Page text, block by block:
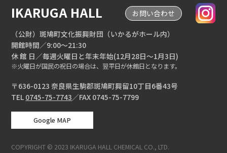
IKARUGA HALL お問い合わせ
（公財）斑鳩町文化振興財団（いかるがホール内）
開館時間／9:00～21:30
休 館 日／毎週火曜日と年末年始(12月28日～1月3日)
※火曜日が国民の祝日の場合は、翌平日が休館日となります。
〒636-0123 奈良県生駒郡斑鳩町興留10丁目6番43号
TEL 0745-75-7743／FAX 0745-75-7799
Google MAP
COPYRIGHT © 2023 IKARUGA HALL CHEMICAL CO., LTD.